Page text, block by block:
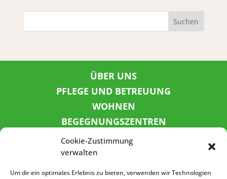
Cookie-Zustimmung
verwalten
Um dir ein optimales Erlebnis zu bieten, verwenden wir Technologien
Suchen
ÜBER UNS
PFLEGE UND BETREUUNG
WOHNEN
BEGEGNUNGSZENTREN
KINDER UND JUGEND
KONTAKT